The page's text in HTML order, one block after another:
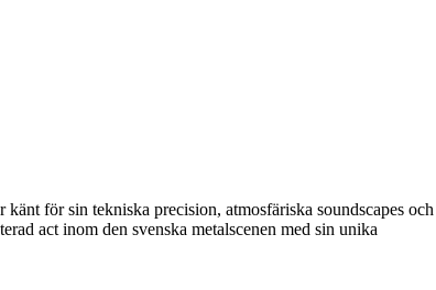
för sin tekniska precision, atmosfäriska soundscapes och
act inom den svenska metalscenen med sin unika